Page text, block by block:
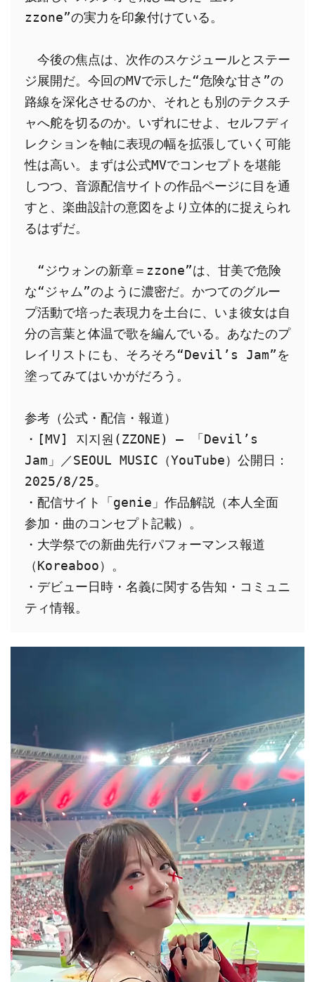
zzone”の実力を印象付けている。
今後の焦点は、次作のスケジュールとステー
ジ展開だ。今回のMVで示した“危険な甘さ”の
路線を深化させるのか、それとも別のテクスチ
ャへ舵を切るのか。いずれにせよ、セルフディ
レクションを軸に表現の幅を拡張していく可能
性は高い。まずは公式MVでコンセプトを堪能
しつつ、音源配信サイトの作品ページに目を通
すと、楽曲設計の意図をより立体的に捉えられ
るはずだ。
“ジウォンの新章＝zzone”は、甘美で危険
な“ジャム”のように濃密だ。かつてのグルー
プ活動で培った表現力を土台に、いま彼女は自
分の言葉と体温で歌を編んでいる。あなたのプ
レイリストにも、そろそろ“Devil’s Jam”を
塗ってみてはいかがだろう。
参考（公式・配信・報道）
・[MV] 지지원(ZZONE) – 「Devil’s
Jam」／SEOUL MUSIC（YouTube）公開日：
2025/8/25。
・配信サイト「genie」作品解説（本人全面
参加・曲のコンセプト記載）。
・大学祭での新曲先行パフォーマンス報道
（Koreaboo）。
・デビュー日時・名義に関する告知・コミュニ
ティ情報。